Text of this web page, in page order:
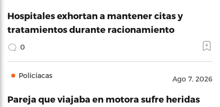
Hospitales exhortan a mantener citas y
tratamientos durante racionamiento
0
Policíacas Ago 7, 2026
Pareja que viajaba en motora sufre heridas